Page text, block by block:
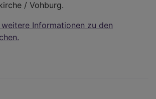
/ Vohburg.
weitere Informationen zu den